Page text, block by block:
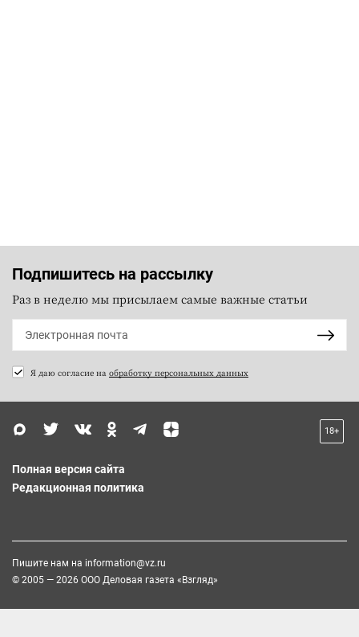
Подпишитесь на рассылку
Раз в неделю мы присылаем самые важные статьи
Я даю согласие на обработку персональных данных
18+
Полная версия сайта
Редакционная политика
Пишите нам на information@vz.ru
© 2005 — 2026 ООО Деловая газета «Взгляд»